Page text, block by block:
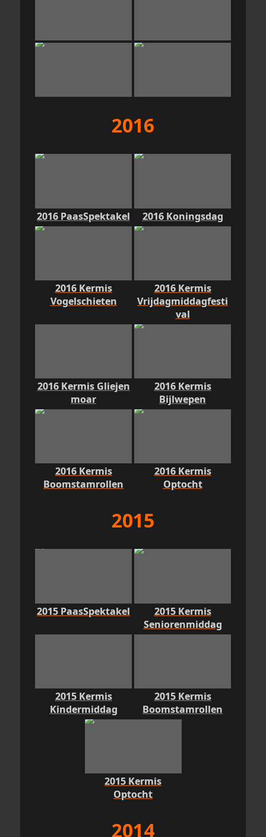
2016
2016 PaasSpektakel 2016 Koningsdag
2016 Kermis
Vogelschieten
2016 Kermis
Vrijdagmiddagfesti
val
2016 Kermis Gliejen
moar
2016 Kermis
Bijlwepen
2016 Kermis
Boomstamrollen
2016 Kermis
Optocht
2015
2015 PaasSpektakel
2015 Kermis
Seniorenmiddag
2015 Kermis
Kindermiddag
2015 Kermis
Boomstamrollen
2015 Kermis
Optocht
2014